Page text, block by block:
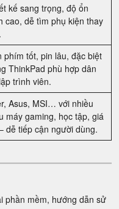
kế sang trọng, độ ổn
cao, dễ tìm phụ kiện thay
phím tốt, pin lâu, đặc biệt
ThinkPad phù hợp dân
trình viên.
Asus, MSI… với nhiều
máy gaming, học tập, giá
dễ tiếp cận người dùng.
phần mềm, hướng dẫn sử